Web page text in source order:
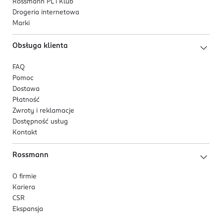
Rossmann PL i Klub
Drogeria internetowa
Marki
Obsługa klienta
FAQ
Pomoc
Dostawa
Płatność
Zwroty i reklamacje
Dostępność usług
Kontakt
Rossmann
O firmie
Kariera
CSR
Ekspansja